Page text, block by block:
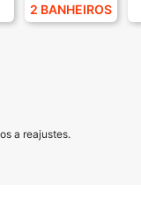
2 BANHEIROS
a reajustes.